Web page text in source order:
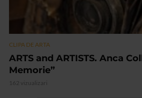
CLIPA DE ARTA
ARTS and ARTISTS. Anca
Memorie”
162 vizualizari